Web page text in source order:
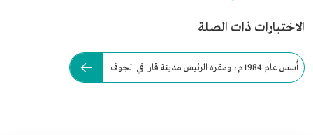
الاختبارات ذات الصلة
أُسس عام 1984م، ومقره الرئيس مدينة قارا في الجوف.